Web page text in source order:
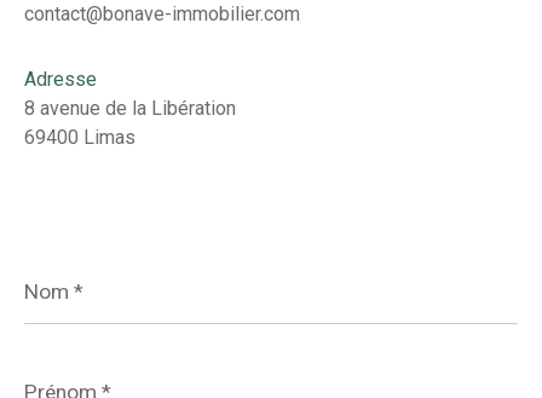
contact@bonave-immobilier.com
Adresse
8 avenue de la Libération
69400 Limas
*
*